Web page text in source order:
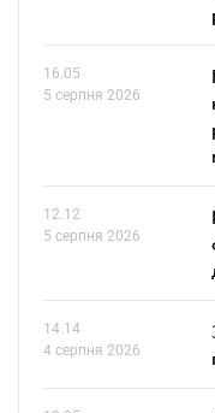
16.05
5 серпня 2026
12.12
5 серпня 2026
14.14
4 серпня 2026